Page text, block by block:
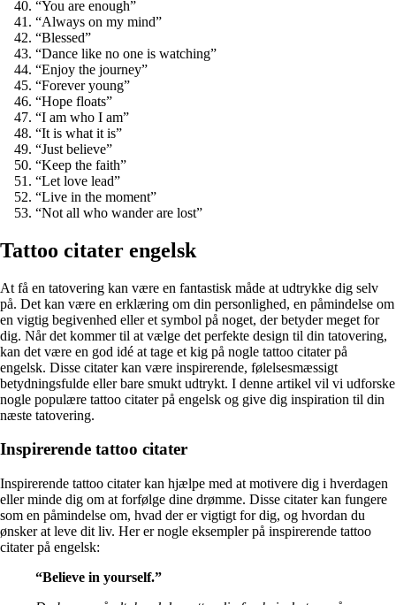
“You are enough”
“Always on my mind”
“Blessed”
“Dance like no one is watching”
“Enjoy the journey”
“Forever young”
“Hope floats”
“I am who I am”
“It is what it is”
“Just believe”
“Keep the faith”
“Let love lead”
“Live in the moment”
“Not all who wander are lost”
Tattoo citater engelsk
At få en tatovering kan være en fantastisk måde at udtrykke dig selv
på. Det kan være en erklæring om din personlighed, en påmindelse om
en vigtig begivenhed eller et symbol på noget, der betyder meget for
dig. Når det kommer til at vælge det perfekte design til din tatovering,
kan det være en god idé at tage et kig på nogle tattoo citater på
engelsk. Disse citater kan være inspirerende, følelsesmæssigt
betydningsfulde eller bare smukt udtrykt. I denne artikel vil vi udforske
nogle populære tattoo citater på engelsk og give dig inspiration til din
næste tatovering.
Inspirerende tattoo citater
Inspirerende tattoo citater kan hjælpe med at motivere dig i hverdagen
eller minde dig om at forfølge dine drømme. Disse citater kan fungere
som en påmindelse om, hvad der er vigtigt for dig, og hvordan du
ønsker at leve dit liv. Her er nogle eksempler på inspirerende tattoo
citater på engelsk:
“Believe in yourself.”